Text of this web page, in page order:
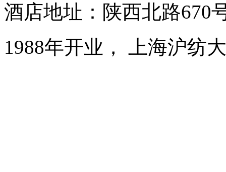
酒店地址：陕西北路670
1988年开业， 上海沪